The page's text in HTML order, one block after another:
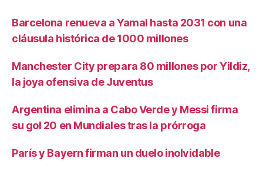
Barcelona renueva a Yamal hasta 2031 con una
cláusula histórica de 1000 millones
Manchester City prepara 80 millones por Yildiz,
la joya ofensiva de Juventus
Argentina elimina a Cabo Verde y Messi firma
su gol 20 en Mundiales tras la prórroga
París y Bayern firman un duelo inolvidable